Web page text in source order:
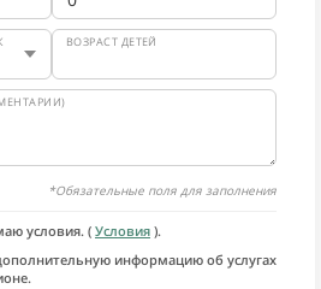
ВОЗРАСТ ДЕТЕЙ
*Обязательные поля для заполнения
условия. ( Условия ).
информацию об услугах